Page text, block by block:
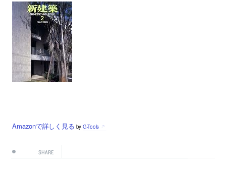
Amazonで詳しく見る by G-Tools
SHARE